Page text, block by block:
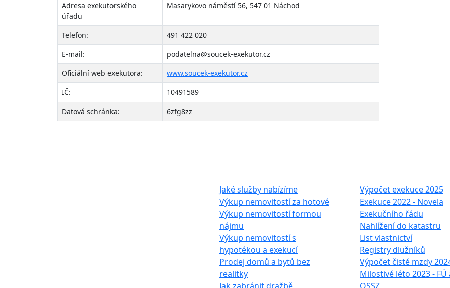
Adresa exekutorského
úřadu
Masarykovo náměstí 56, 547 01 Náchod
Telefon:
491 422 020
E-mail:
podatelna@soucek-exekutor.cz
Oficiální web exekutora:
www.soucek-exekutor.cz
IČ:
10491589
Datová schránka:
6zfg8zz
Jaké služby nabízíme
Výkup nemovitostí za hotové
Výkup nemovitostí formou
nájmu
Výkup nemovitostí s
hypotékou a exekucí
Prodej domů a bytů bez
realitky
Výpočet exekuce 2025
Exekuce 2022 - Novela
Exekučního řádu
Nahlížení do katastru
List vlastnictví
Registry dlužníků
Výpočet čisté mzdy
Milostivé léto 2023 - FÚ